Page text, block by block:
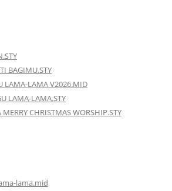
BAGIMU.STY
LAMA-LAMA V2026.MID
LAMA-LAMA.STY
CHRISTMAS WORSHIP.STY
lama.mid